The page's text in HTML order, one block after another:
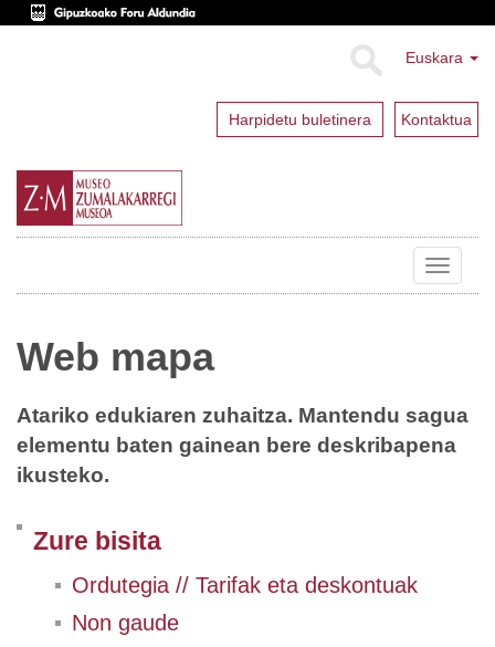
Euskara
Harpidetu buletinera Kontaktua
Toggle
Web mapa
Atariko edukiaren zuhaitza. Mantendu sagua
elementu baten gainean bere deskribapena
ikusteko.
Zure bisita
Ordutegia // Tarifak eta deskontuak
Non gaude